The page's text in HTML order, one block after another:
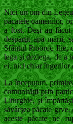
Nici un om din
păcatele oamenilor,
a fost. Deşi au
despărţit apa mării,
Sfântul Prooroc Ilie,
lega şi dezlega, de a
ei, nici chiar îngerilor
La începuturi,
comunităţii prin
Liturghie, şi
săvârşea păcate
aceste păcate ne